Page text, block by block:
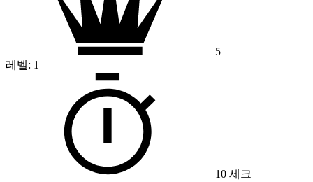
5
레벨: 1
10 세크